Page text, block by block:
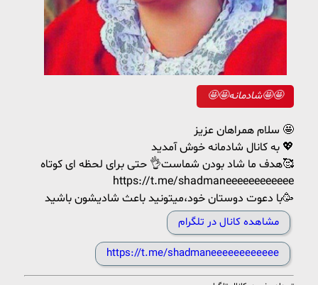
🤩🤩شادمانه🤩🤩
سلام همراهان عزیز 🤩
به کانال شادمانه خوش آمدید 💖
هدف ما شاد بودن شماست👌 حتی برای لحظه ای کوتاه🥰
https://t.me/shadmaneeeeeeeeeeee
با دعوت دوستان خود،میتونید باعث شادیشون باشید🥳
مشاهده کانال در تلگرام
https://t.me/shadmaneeeeeeeeeeee